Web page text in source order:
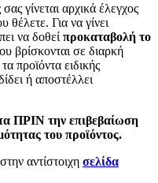
γίνεται αρχικά έλεγχος
θέλετε. Για να γίνει
να δοθεί προκαταβολή το
βρίσκονται σε διαρκή
προϊόντα ειδικής
ή αποστέλλει
ΠΡΙΝ την επιβεβαίωση
του προϊόντος.
αντίστοιχη σελίδα